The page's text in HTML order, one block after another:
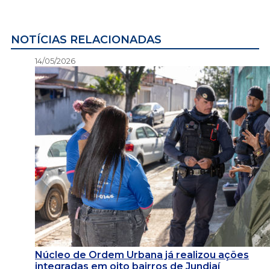
NOTÍCIAS RELACIONADAS
14/05/2026
Núcleo de Ordem Urbana já realizou ações
integradas em oito bairros de Jundiaí